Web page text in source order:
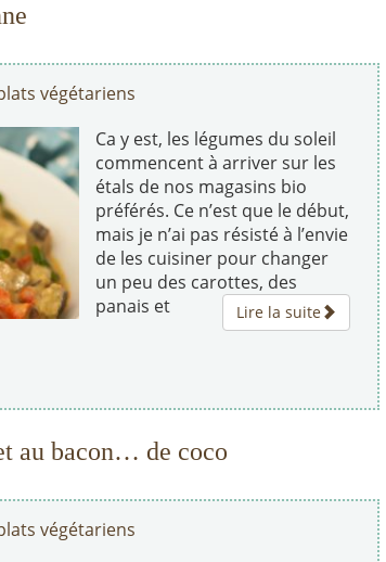
végétariens
Ca y est, les légumes du soleil
commencent à arriver sur les
étals de nos magasins bio
préférés. Ce n’est que le début,
mais je n’ai pas résisté à l’envie
de les cuisiner pour changer
un peu des carottes, des
panais et
Lire la suite
au bacon… de coco
végétariens